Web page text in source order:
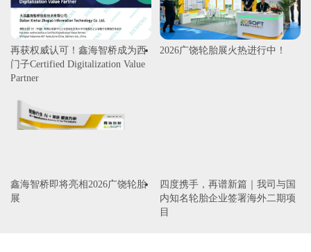
再获权威认可！鑫海智桥成为西
门子Certified Digitalization Value
Partner
2026广饶轮胎展火热进行中！
鑫海智桥即将亮相2026广饶轮胎
展
四度携手，再谱新篇｜我司与国
内知名轮胎企业签署海外二期项
目